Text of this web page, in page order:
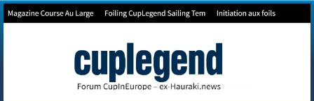
Forum de Cup In Europe